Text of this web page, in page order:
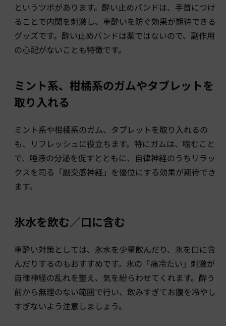
というツボがあります。酔い止めバンドは、手首につけ
ることで内関を刺激し、車酔いを防ぐ効果が期待できる
グッズです。酔い止めバンドは薬ではないので、副作用
の心配がないことも特徴です。
ミント系、柑橘系のガムやタブレットを
取り入れる
ミント系や柑橘系のガム、タブレットを取り入れるの
も、リフレッシュに役立ちます。特にガムは、噛むこと
で、唾液の分泌を促すとともに、自律神経のうちリラッ
クスを司る「副交感神経」を優位にする効果が期待でき
ます。
氷水を飲む／口に含む
車酔い対策としては、氷水を少量飲んだり、氷を口に含
んだりするのもおすすめです。氷の「痛冷たい」刺激が
自律神経の乱れを整え、気を紛らわせてくれます。酔う
前から無理のない範囲で行い、飲みすぎてお腹を冷やし
すぎないよう注意しましょう。